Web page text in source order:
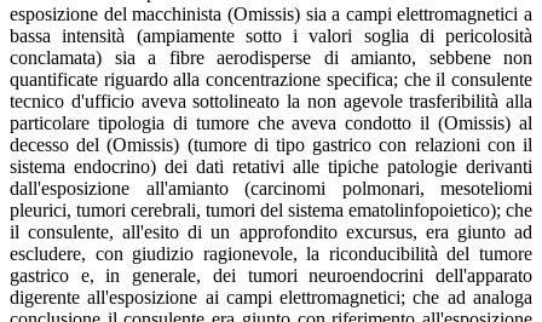
esposizione del macchinista (Omissis) sia a campi elettromagnetici a
bassa intensità (ampiamente sotto i valori soglia di pericolosità
conclamata) sia a fibre aerodisperse di amianto, sebbene non
quantificate riguardo alla concentrazione specifica; che il consulente
tecnico d'ufficio aveva sottolineato la non agevole trasferibilità alla
particolare tipologia di tumore che aveva condotto il (Omissis) al
decesso del (Omissis) (tumore di tipo gastrico con relazioni con il
sistema endocrino) dei dati retativi alle tipiche patologie derivanti
dall'esposizione all'amianto (carcinomi polmonari, mesoteliomi
pleurici, tumori cerebrali, tumori del sistema ematolinfopoietico); che
il consulente, all'esito di un approfondito excursus, era giunto ad
escludere, con giudizio ragionevole, la riconducibilità del tumore
gastrico e, in generale, dei tumori neuroendocrini dell'apparato
digerente all'esposizione ai campi elettromagnetici; che ad analoga